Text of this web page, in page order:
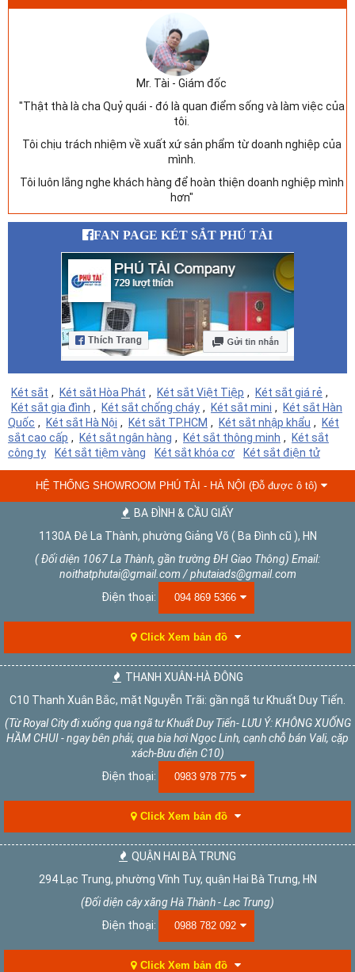
Mr. Tài - Giám đốc
"Thật thà là cha Quỷ quái - đó là quan điểm sống và làm việc của
tôi.
Tôi chịu trách nhiệm về xuất xứ sản phẩm từ doanh nghiệp của
mình.
Tôi luôn lắng nghe khách hàng để hoàn thiện doanh nghiệp mình
hơn"
FAN PAGE KÉT SẮT PHÚ TÀI
Két sắt , Két sắt Hòa Phát , Két sắt Việt Tiệp , Két sắt giá rẻ ,
Két sắt gia đình , Két sắt chống cháy , Két sắt mini , Két sắt Hàn
Quốc , Két sắt Hà Nội , Két sắt TP.HCM , Két sắt nhập khẩu , Két
sắt cao cấp , Két sắt ngân hàng , Két sắt thông minh , Két sắt
công ty
Két sắt tiệm vàng Két sắt khóa cơ Két sắt điện tử
HỆ THỐNG SHOWROOM PHÚ TÀI - HÀ NỘI (Đỗ được ô tô)
BA ĐÌNH & CẦU GIẤY
1130A Đê La Thành, phường Giảng Võ ( Ba Đình cũ ), HN
( Đối diện 1067 La Thành, gần trường ĐH Giao Thông) Email:
noithatphutai@gmail.com / phutaiads@gmail.com
Điện thoại:
094 869 5366
Click Xem bản đồ
THANH XUÂN-HÀ ĐÔNG
C10 Thanh Xuân Bắc, mặt Nguyễn Trãi: gần ngã tư Khuất Duy Tiến.
(Từ Royal City đi xuống qua ngã tư Khuất Duy Tiến- LƯU Ý: KHÔNG XUỐNG
HẦM CHUI - ngay bên phải, qua bia hơi Ngọc Linh, cạnh chỗ bán Vali, cặp
xách-Bưu điện C10)
Điện thoại:
0983 978 775
Click Xem bản đồ
QUẬN HAI BÀ TRƯNG
294 Lạc Trung, phường Vĩnh Tuy, quận Hai Bà Trưng, HN
(Đối diện cây xăng Hà Thành - Lạc Trung)
Điện thoại:
0988 782 092
Click Xem bản đồ